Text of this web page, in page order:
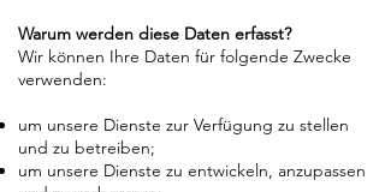
Warum werden diese Daten erfasst?
Wir können Ihre Daten für folgende Zwecke
verwenden:
um unsere Dienste zur Verfügung zu stellen
und zu betreiben;
um unsere Dienste zu entwickeln, anzupassen